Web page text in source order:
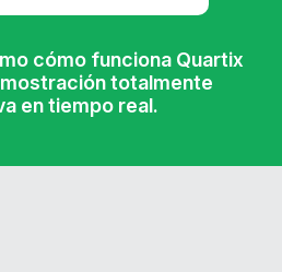
cómo funciona Quartix
totalmente
en tiempo real.